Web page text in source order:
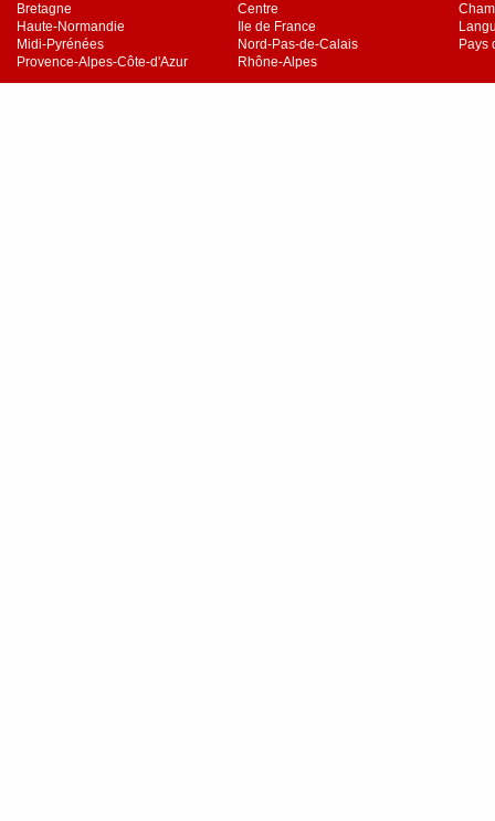
Bretagne
Centre
Haute-Normandie
Ile de France
Midi-Pyrénées
Nord-Pas-de-Calais
Pays
Provence-Alpes-Côte-d'Azur
Rhône-Alpes